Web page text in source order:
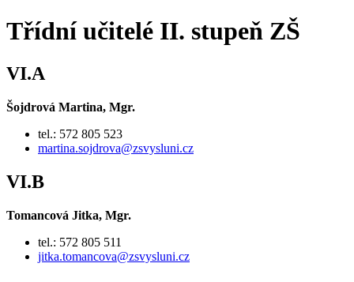
Třídní učitelé II. stupeň ZŠ
VI.A
Šojdrová Martina, Mgr.
tel.: 572 805 523
martina.sojdrova@zsvysluni.cz
VI.B
Tomancová Jitka, Mgr.
tel.: 572 805 511
jitka.tomancova@zsvysluni.cz